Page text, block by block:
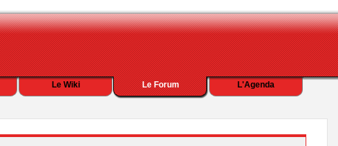
L'Agenda
Le Forum
Le Wiki